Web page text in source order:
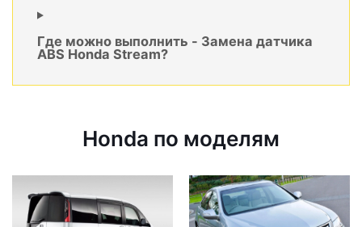
Где можно выполнить - Замена датчика
ABS Honda Stream?
Honda по моделям